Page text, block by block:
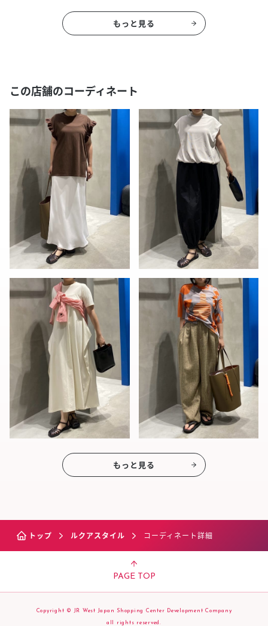
もっと見る
この店舗のコーディネート
もっと見る
トップ ルクアスタイル コーディネート詳細
PAGE TOP
Copyright © JR West Japan Shopping Center Development Company
all rights reserved.